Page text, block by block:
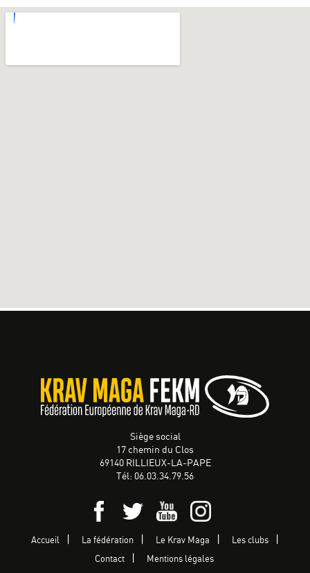
Siège social
17 chemin du Clos
69140 RILLIEUX-LA-PAPE
Tél: 06.03.34.79.56
Accueil La fédération Le Krav Maga Les clubs
Contact Mentions légales